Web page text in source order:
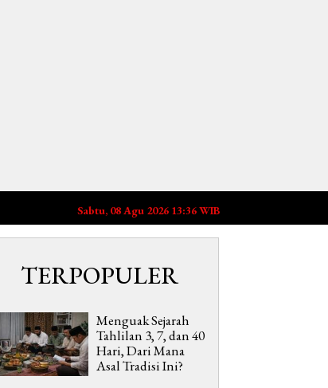
Sabtu, 08 Agu 2026 13:36 WIB
TERPOPULER
Menguak Sejarah
Tahlilan 3, 7, dan 40
Hari, Dari Mana
Asal Tradisi Ini?